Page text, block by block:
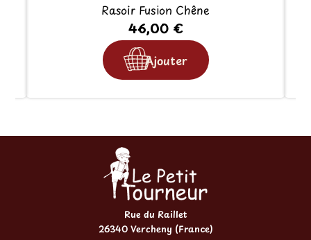
Rasoir Fusion Chêne
46,00 €
Ajouter
Rue du Raillet
26340 Vercheny (France)